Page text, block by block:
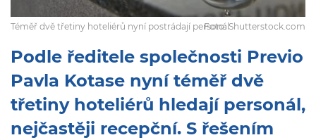
Téměř dvě třetiny hoteliérů nyní postrádají personálFoto: Shutterstock.com
Podle ředitele společnosti Previo
Pavla Kotase nyní téměř dvě
třetiny hoteliérů hledají personál,
nejčastěji recepční. S řešením